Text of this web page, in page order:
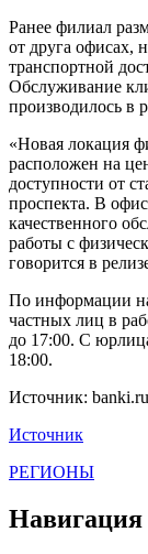
Ранее филиал
от друга офисах,
транспортной
Обслуживание
производилось в
«Новая локация
расположен на
доступности от
проспекта. В
качественного
работы с
говорится в
По информации на
частных лиц в
до 17:00. С
18:00.
Источник: banki.ru
Источник
РЕГИОНЫ
Навигация